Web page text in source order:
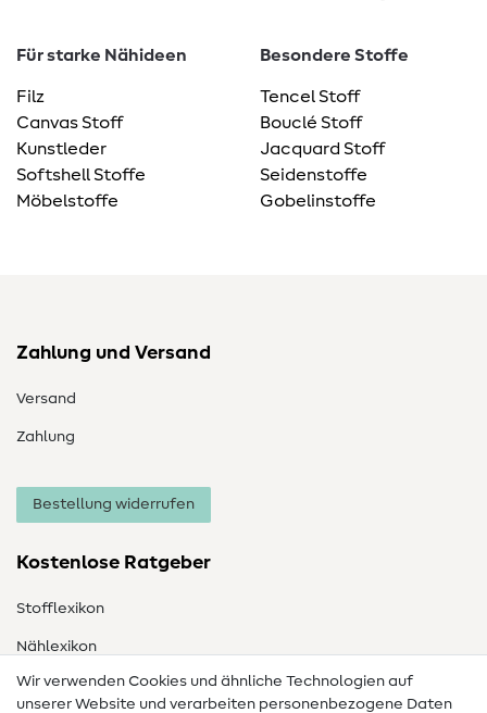
Für starke Nähideen
Filz
Canvas Stoff
Kunstleder
Softshell Stoffe
Möbelstoffe
Besondere Stoffe
Tencel Stoff
Bouclé Stoff
Jacquard Stoff
Seidenstoffe
Gobelinstoffe
Zahlung und Versand
Versand
Zahlung
Bestellung widerrufen
Kostenlose Ratgeber
Stofflexikon
Nählexikon
Nähanleitungen
Wir verwenden Cookies und ähnliche Technologien auf
unserer Website und verarbeiten personenbezogene Daten